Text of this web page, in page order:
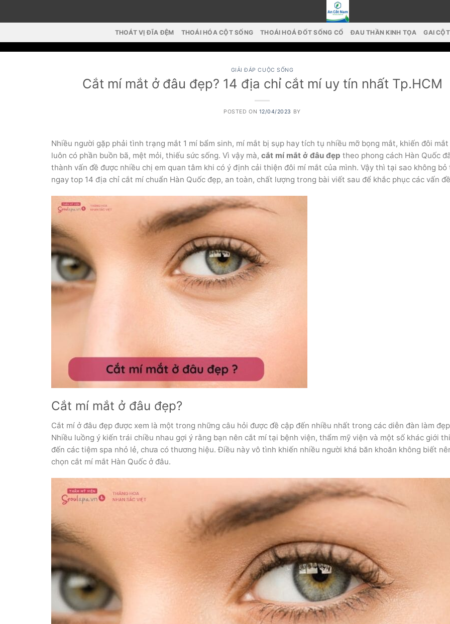
THOÁT VỊ ĐĨA ĐỆM THOÁI HÓA CỘT SỐNG THOÁI HOÁ ĐỐT SỐNG CỔ ĐAU THẦN KINH TỌA GAI
GIẢI ĐÁP CUỘC SỐNG
Cắt mí mắt ở đâu đẹp? 14 địa chỉ cắt mí uy tín nhất Tp.HCM
POSTED ON 12/04/2023 BY
Nhiều người gặp phải tình trạng mắt 1 mí bẩm sinh, mí mắt bị sụp hay tích tụ nhiều mỡ bọng mắt, khiến đôi
luôn có phần buồn bã, mệt mỏi, thiếu sức sống. Vì vậy mà, cắt mí mắt ở đâu đẹp theo phong cách Hàn Quốc
thành vấn đề được nhiều chị em quan tâm khi có ý định cải thiện đôi mí mắt của mình. Vậy thì tại sao không bỏ
ngay top 14 địa chỉ cắt mí chuẩn Hàn Quốc đẹp, an toàn, chất lượng trong bài viết sau để khắc phục các vấn
Cắt mí mắt ở đâu đẹp?
Cắt mí ở đâu đẹp được xem là một trong những câu hỏi được đề cập đến nhiều nhất trong các diễn đàn làm
Nhiều luồng ý kiến trái chiều nhau gợi ý rằng bạn nên cắt mí tại bệnh viện, thẩm mỹ viện và một số khác giới
đến các tiệm spa nhỏ lẻ, chưa có thương hiệu. Điều này vô tình khiến nhiều người khá băn khoăn không biết
chọn cắt mí mắt Hàn Quốc ở đâu.